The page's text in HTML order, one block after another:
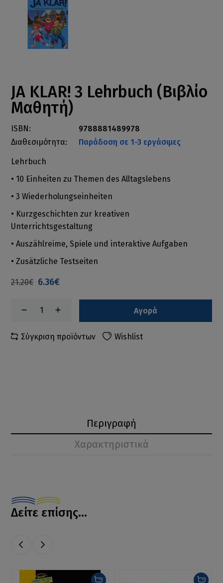
JA KLAR! 3 Lehrbuch (Βιβλίο
Μαθητή)
ISBN:
9788881489978
Διαθεσιμότητα:
Παράδοση σε 1-3 εργάσιμες
Lehrbuch
• 10 Einheiten zu Themen des Alltagslebens
• 3 Wiederholungseinheiten
• Kurzgeschichten zur kreativen
Unterrichtsgestaltung
• Auszählreime, Spiele und interaktive Aufgaben
• Zusätzliche Testseiten
21.20€ 6.36€
Αγορά
Σύγκριση προϊόντων Wishlist
Περιγραφή
Χαρακτηριστικά
Δείτε επίσης...